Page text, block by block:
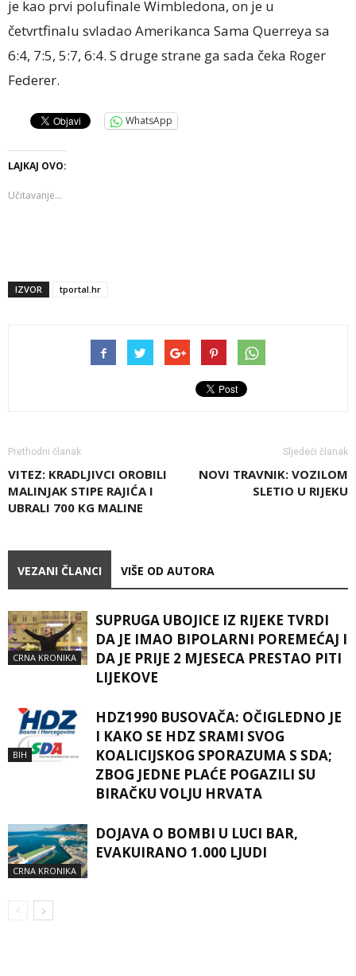
je kao prvi polufinale Wimbledona, on je u
četvrtfinalu svladao Amerikanca Sama Querreya sa
6:4, 7:5, 5:7, 6:4. S druge strane ga sada čeka Roger
Federer.
WhatsApp
LAJKAJ OVO:
Učitavanje...
IZVOR tportal.hr
Prethodni članak
VITEZ: KRADLJIVCI OROBILI
MALINJAK STIPE RAJIĆA I
UBRALI 700 KG MALINE
Sljedeći članak
NOVI TRAVNIK: VOZILOM
SLETIO U RIJEKU
VEZANI ČLANCI VIŠE OD AUTORA
CRNA KRONIKA
SUPRUGA UBOJICE IZ RIJEKE TVRDI
DA JE IMAO BIPOLARNI POREMEĆAJ I
DA JE PRIJE 2 MJESECA PRESTAO PITI
LIJEKOVE
BIH
HDZ1990 BUSOVAČA: OČIGLEDNO JE
I KAKO SE HDZ SRAMI SVOG
KOALICIJSKOG SPORAZUMA S SDA;
ZBOG JEDNE PLAĆE POGAZILI SU
BIRAČKU VOLJU HRVATA
CRNA KRONIKA
DOJAVA O BOMBI U LUCI BAR,
EVAKUIRANO 1.000 LJUDI